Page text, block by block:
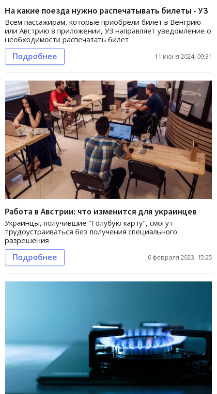
На какие поезда нужно распечатывать билеты - УЗ
Всем пассажирам, которые приобрели билет в Венгрию
или Австрию в приложении, УЗ направляет уведомление о
необходимости распечатать билет
Подробнее 11 июня 2024, 09:31
Работа в Австрии: что изменится для украинцев
Украинцы, получившие "Голубую карту", смогут
трудоустраиваться без получения специального
разрешения
Подробнее 6 февраля 2023, 15:25